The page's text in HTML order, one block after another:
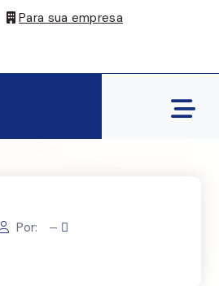
Para sua empresa
Por: